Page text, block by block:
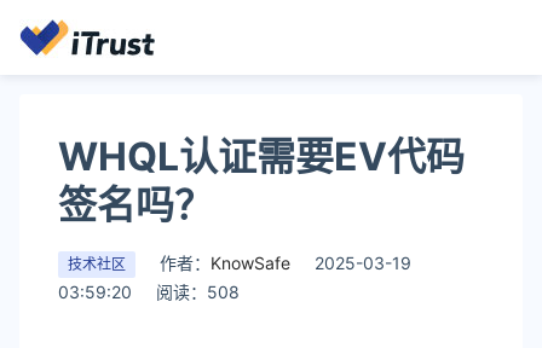
WHQL认证需要EV代码
签名吗？
技术社区 作者： KnowSafe
2025-03-19
03:59:20
阅读：508